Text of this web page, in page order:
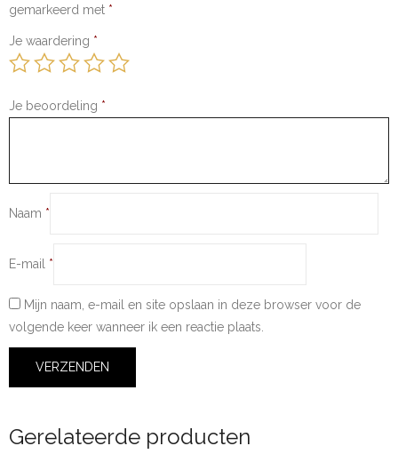
gemarkeerd met *
Je waardering *
Je beoordeling *
Naam *
E-mail *
Mijn naam, e-mail en site opslaan in deze browser voor de
volgende keer wanneer ik een reactie plaats.
Gerelateerde producten